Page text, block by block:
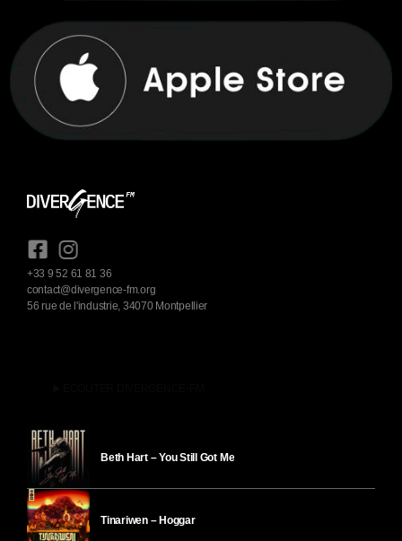
+33 9 52 61 81 36
contact@divergence-fm.org
56 rue de l'industrie, 34070 Montpellier
Beth Hart – You Still Got Me
Tinariwen – Hoggar